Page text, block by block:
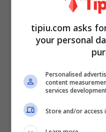
Anche Demir
tipiu.com asks
your personal
Personalised
content
services
Store and/or